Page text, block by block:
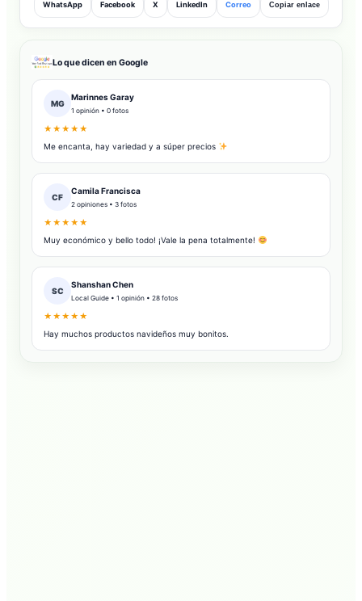
WhatsApp Facebook X LinkedIn Correo Copiar enlace
Lo que dicen en Google
MG
Marinnes Garay
1 opinión • 0 fotos
★★★★★
Me encanta, hay variedad y a súper precios
CF
Camila Francisca
2 opiniones • 3 fotos
★★★★★
Muy económico y bello todo! ¡Vale la pena totalmente!
SC
Shanshan Chen
Local Guide • 1 opinión • 28 fotos
★★★★★
Hay muchos productos navideños muy bonitos.